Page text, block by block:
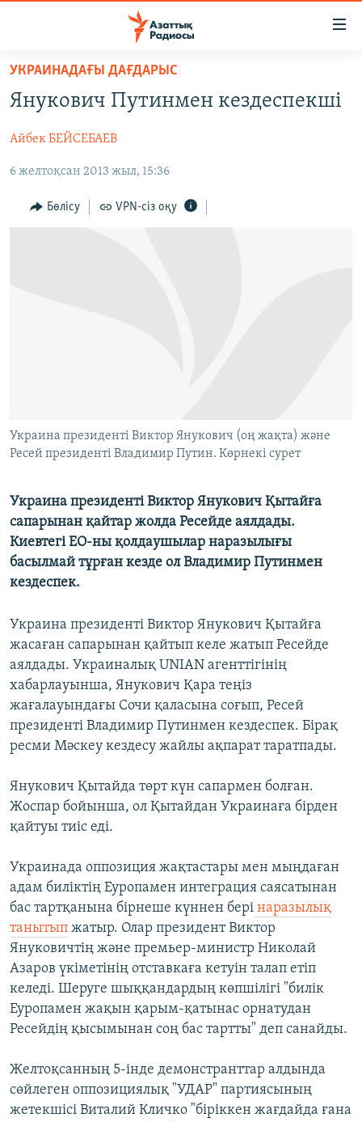
Skip
main
Skip
to
Navigation
Skip
САЯСАТ
AZATTYQTV
ҚАҢТАР ОҚИҒАСЫ
АДАМ ҚҰҚЫҚТАРЫ
ӘЛЕУМЕТ
Басқа тілдерде
УКРАИНАДАҒЫ ДАҒДАРЫС
Янукович Путинмен кездеспекші
Айбек БЕЙСЕБАЕВ
6 желтоқсан 2013 жыл, 15:36
Бөлісу VPN-сіз оқу
Украина президенті Виктор Янукович (оң жақта) және
Ресей президенті Владимир Путин. Көрнекі сурет
Украина президенті Виктор Янукович Қытайға
сапарынан қайтар жолда Ресейде аялдады.
Киевтегі ЕО-ны қолдаушылар наразылығы
басылмай тұрған кезде ол Владимир Путинмен
кездеспек.
Украина президенті Виктор Янукович Қытайға
жасаған сапарынан қайтып келе жатып Ресейде
аялдады. Украиналық UNIAN агенттігінің
хабарлауынша, Янукович Қара теңіз
жағалауындағы Сочи қаласына соғып, Ресей
президенті Владимир Путинмен кездеспек. Бірақ
ресми Мәскеу кездесу жайлы ақпарат таратпады.
Янукович Қытайда төрт күн сапармен болған.
Жоспар бойынша, ол Қытайдан Украинаға бірден
қайтуы тиіс еді.
Украинада оппозиция жақтастары мен мыңдаған
адам биліктің Еуропамен интеграция саясатынан
бас тартқанына бірнеше күннен бері наразылық
танытып жатыр. Олар президент Виктор
Януковичтің және премьер-министр Николай
Азаров үкіметінің отставкаға кетуін талап етіп
келеді. Шеруге шыққандардың көпшілігі "билік
Еуропамен жақын қарым-қатынас орнатудан
Ресейдің қысымынан соң бас тартты" деп санайды.
Желтоқсанның 5-інде демонстранттар алдында
сөйлеген оппозициялық "УДАР" партиясының
жетекшісі Виталий Кличко "біріккен жағдайда ғана